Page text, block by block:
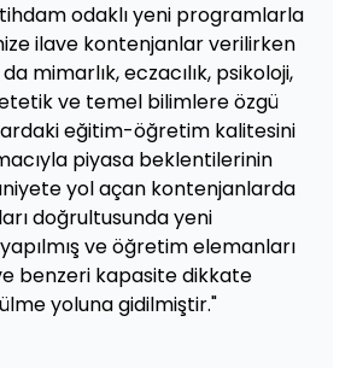
odaklı yeni programlarla
ilave kontenjanlar verilirken
mimarlık, eczacılık, psikoloji,
ve temel bilimlere özgü
eğitim-öğretim kalitesini
piyasa beklentilerinin
yol açan kontenjanlarda
doğrultusunda yeni
ve öğretim elemanları
benzeri kapasite dikkate
yoluna gidilmiştir."